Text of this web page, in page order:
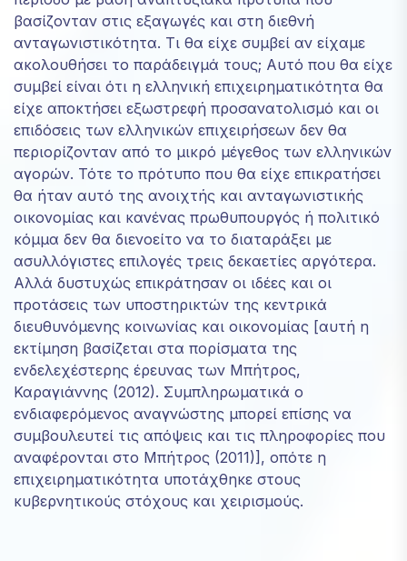
βασίζονταν στις εξαγωγές και στη διεθνή
ανταγωνιστικότητα. Τι θα είχε συμβεί αν είχαμε
ακολουθήσει το παράδειγμά τους; Αυτό που θα είχε
συμβεί είναι ότι η ελληνική επιχειρηματικότητα θα
είχε αποκτήσει εξωστρεφή προσανατολισμό και οι
επιδόσεις των ελληνικών επιχειρήσεων δεν θα
περιορίζονταν από το μικρό μέγεθος των ελληνικών
αγορών. Τότε το πρότυπο που θα είχε επικρατήσει
θα ήταν αυτό της ανοιχτής και ανταγωνιστικής
οικονομίας και κανένας πρωθυπουργός ή πολιτικό
κόμμα δεν θα διενοείτο να το διαταράξει με
ασυλλόγιστες επιλογές τρεις δεκαετίες αργότερα.
Αλλά δυστυχώς επικράτησαν οι ιδέες και οι
προτάσεις των υποστηρικτών της κεντρικά
διευθυνόμενης κοινωνίας και οικονομίας [αυτή η
εκτίμηση βασίζεται στα πορίσματα της
ενδελεχέστερης έρευνας των Μπήτρος,
Καραγιάννης (2012). Συμπληρωματικά ο
ενδιαφερόμενος αναγνώστης μπορεί επίσης να
συμβουλευτεί τις απόψεις και τις πληροφορίες που
αναφέρονται στο Μπήτρος (2011)], οπότε η
επιχειρηματικότητα υποτάχθηκε στους
κυβερνητικούς στόχους και χειρισμούς.